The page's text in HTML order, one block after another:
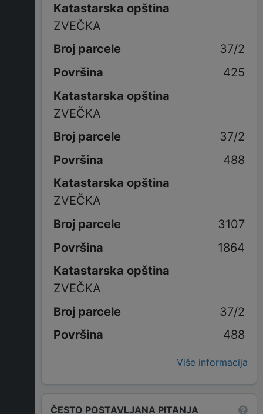
Katastarska opština
ZVEČKA
37/2
425
Katastarska opština
ZVEČKA
37/2
488
Katastarska opština
ZVEČKA
3107
1864
Katastarska opština
ZVEČKA
37/2
488
Više informacija
ČESTO POSTAVLJANA PITANJA